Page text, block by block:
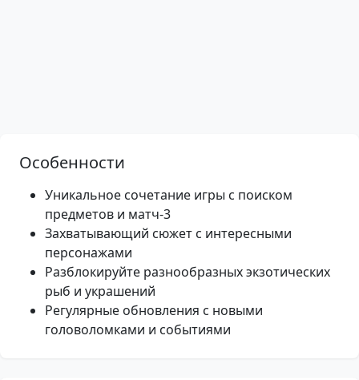
Особенности
Уникальное сочетание игры с поиском
предметов и матч-3
Захватывающий сюжет с интересными
персонажами
Разблокируйте разнообразных экзотических
рыб и украшений
Регулярные обновления с новыми
головоломками и событиями